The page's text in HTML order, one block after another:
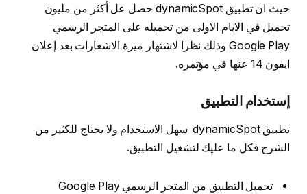
حيث ان تطبيق dynamicSpot حصل عل أكثر من مليون
تحميل في الايام الاولى من تحميله على المتجر الرسمي
Google Play وذلك نظرا لاشتهار ميزة الاشعارات بعد إعلان
ايفون 14 عنها في مؤتمره.
إستخدام التطبيق
تطبيق dynamicSpot سهل الاستخدام ولا يحتاج للكثير من
الشرح فكل ما عليك لتشغيل التطبيق.
تحميل التطبيق من المتجر الرسمي Google Play